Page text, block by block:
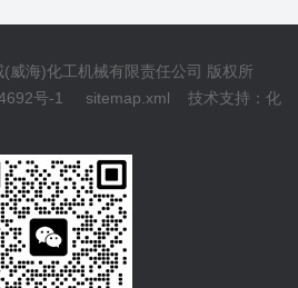
威海)化工机械有限责任公司 版权所
号-1 sitemap.xml 技术支持：化